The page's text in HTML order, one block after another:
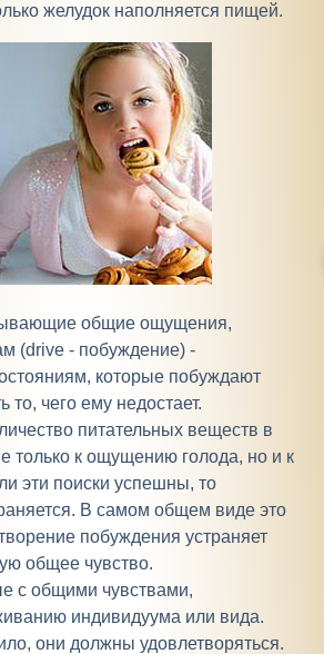
желудок наполняется пищей.
общие ощущения,
(drive - побуждение) -
которые побуждают
то, чего ему недостает.
питательных веществ в
только к ощущению голода, но и к
эти поиски успешны, то
В самом общем виде это
побуждения устраняет
общее чувство.
с общими чувствами,
индивидуума или вида.
они должны удовлетворяться.